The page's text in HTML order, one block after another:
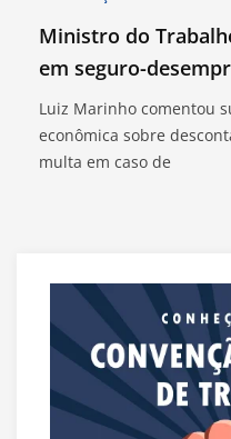
Ministro do
em seguro-
Luiz Marinho comentou
econômica sobre
multa em caso de